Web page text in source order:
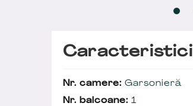
Caracteristici
Nr. camere: Garsonieră
Nr. balcoane: 1